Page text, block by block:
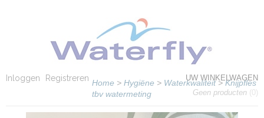
Inloggen Registreren
UW WINKELWAGEN
Geen producten (0)
Home > Hygiëne > Waterkwaliteit>Knijpfles
tbv watermeting